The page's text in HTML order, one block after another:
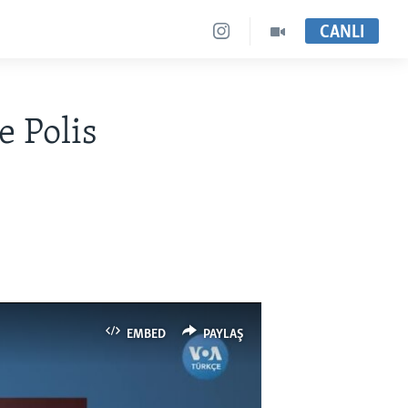
CANLI
Polis
EMBED PAYLAŞ